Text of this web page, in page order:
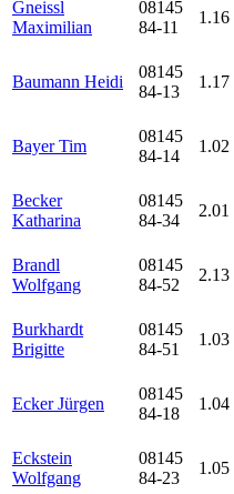
Gneissl
Maximilian
08145
84-11
1.16
Baumann Heidi
08145
84-13
1.17
Bayer Tim
08145
84-14
1.02
Becker
Katharina
08145
84-34
2.01
Brandl
Wolfgang
08145
84-52
2.13
Burkhardt
Brigitte
08145
84-51
1.03
Ecker Jürgen
08145
84-18
1.04
Eckstein
Wolfgang
08145
84-23
1.05